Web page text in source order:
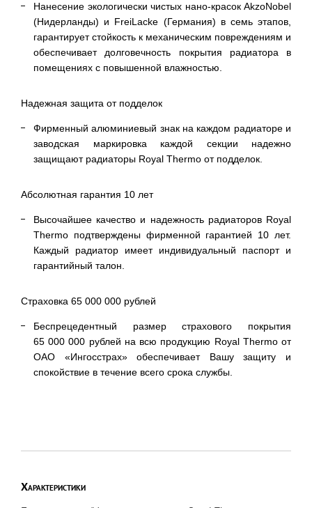
Нанесение экологически чистых нано-красок AkzoNobel
(Нидерланды) и FreiLacke (Германия) в семь этапов,
гарантирует стойкость к механическим повреждениям и
обеспечивает долговечность покрытия радиатора в
помещениях с повышенной влажностью.
Надежная защита от подделок
Фирменный алюминиевый знак на каждом радиаторе и
заводская маркировка каждой секции надежно
защищают радиаторы Royal Thermo от подделок.
Абсолютная гарантия 10 лет
Высочайшее качество и надежность радиаторов Royal
Thermo подтверждены фирменной гарантией 10 лет.
Каждый радиатор имеет индивидуальный паспорт и
гарантийный талон.
Страховка 65 000 000 рублей
Беспрецедентный размер страхового покрытия
65 000 000 рублей на всю продукцию Royal Thermo от
ОАО «Ингосстрах» обеспечивает Вашу защиту и
спокойствие в течение всего срока службы.
Характеристики